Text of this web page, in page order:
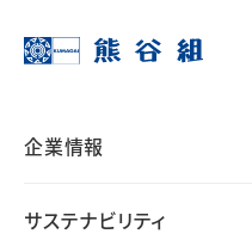
企業情報
サステナビリティ